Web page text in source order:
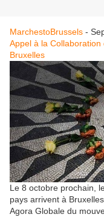
MarchestoBrussels -
Appel à la
Bruxelles
Le 8 octobre prochain,
pays arrivent à
Agora Globale du